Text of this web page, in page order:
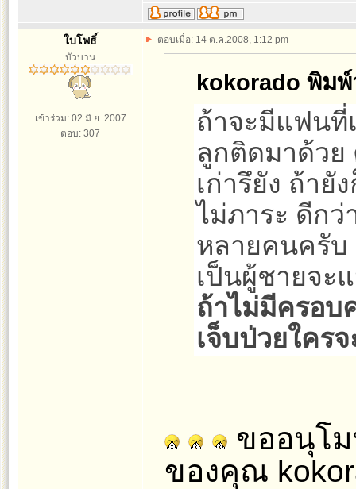
ใบโพธิ์
บัวบาน
เข้าร่วม: 02 มิ.ย. 2007
ตอบ: 307
ตอบเมื่อ: 14 ต.ค.2008, 1:12 pm
kokorado พิมพ์
ถ้าจะมีแฟนที่
ลูกติดมาด้วย
เก่ารึยัง ถ้ายั
ไม่ภาระ ดีกว่
หลายคนครับ
เป็นผู้ชายจะ
ถ้าไม่มีครอบ
เจ็บป่วยใคร
ขออนุโม
ของคุณ